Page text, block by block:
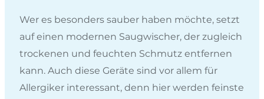
Wer es besonders sauber haben möchte, setzt
auf einen modernen Saugwischer, der zugleich
trockenen und feuchten Schmutz entfernen
kann. Auch diese Geräte sind vor allem für
Allergiker interessant, denn hier werden feinste